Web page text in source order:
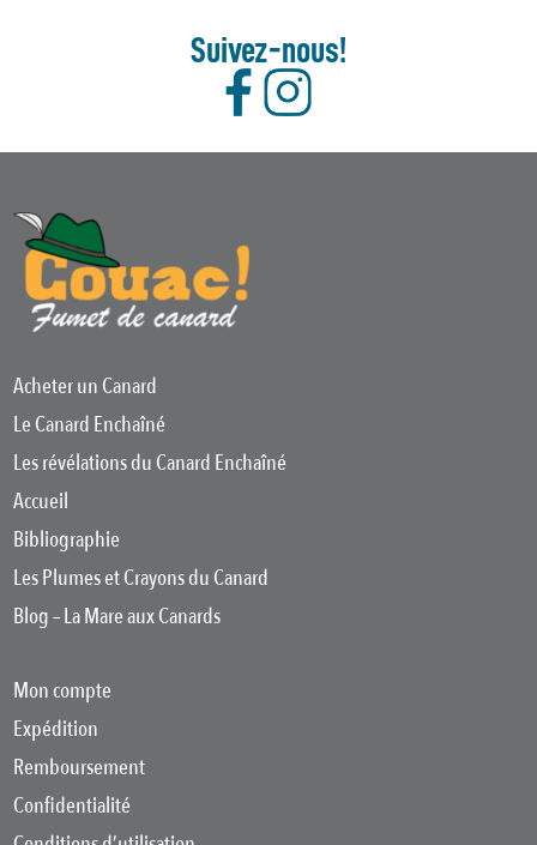
Suivez-nous!
Acheter un Canard
Le Canard Enchaîné
Les révélations du Canard Enchaîné
Accueil
Bibliographie
Les Plumes et Crayons du Canard
Blog – La Mare aux Canards
Mon compte
Expédition
Remboursement
Confidentialité